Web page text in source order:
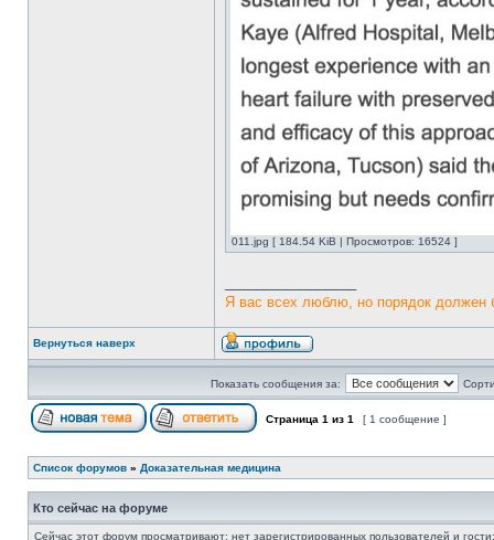
011.jpg [ 184.54 KiB | Просмотров: 16524 ]
Я вас всех люблю, но порядок должен
Вернуться наверх
Показать сообщения за:
Страница 1 из 1 [ 1 сообщение ]
Список форумов » Доказательная медицина
Кто сейчас на форуме
Сейчас этот форум просматривают: нет зарегистрированных пользователей и